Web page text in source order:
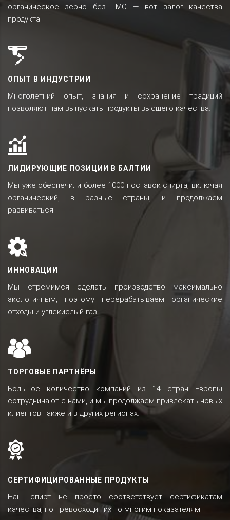
органическое зерно без ГМО — вот залог качества
продукта.
ОПЫТ В ИНДУСТРИИ
Многолетний опыт, знания и сохранение традиций
позволяют нам выпускать продукты высшего качества.
ЛИДИРУЮЩИЕ ПОЗИЦИИ В БАЛТИИ
Мы уже обеспечили более 1000 поставок спирта, включая
органический, в разные страны, и продолжаем
развиваться.
ИННОВАЦИИ
Мы стремимся сделать производство максимально
экологичным, поэтому перерабатываем органические
отходы и углекислый газ.
ТОРГОВЫЕ ПАРТНЁРЫ
Большое количество компаний из 14 стран Европы
сотрудничают с нами, и мы продолжаем привлекать новых
клиентов также и в других регионах.
СЕРТИФИЦИРОВАННЫЕ ПРОДУКТЫ
Наш спирт не просто соответствует сертификатам
качества, но превосходит их по многим показателям.